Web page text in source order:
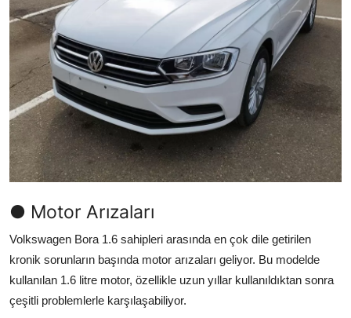
Yağlar & Sıvılar
LPG & Yakıt
Elektrik & Akü
Klima & Konfor
Aydınlatma & Görüş
Dizel Sistemler
Multimedya & Elektronik
● Motor Arızaları
Volkswagen Bora 1.6 sahipleri arasında en çok dile getirilen
kronik sorunların başında motor arızaları geliyor. Bu modelde
kullanılan 1.6 litre motor, özellikle uzun yıllar kullanıldıktan sonra
çeşitli problemlerle karşılaşabiliyor.